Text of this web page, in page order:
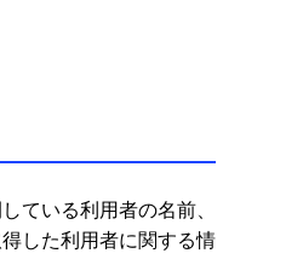
ている利用者の名前、
した利用者に関する情